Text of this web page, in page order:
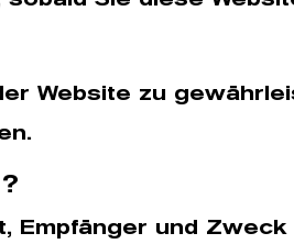
Website zu
Empfänger und Zweck